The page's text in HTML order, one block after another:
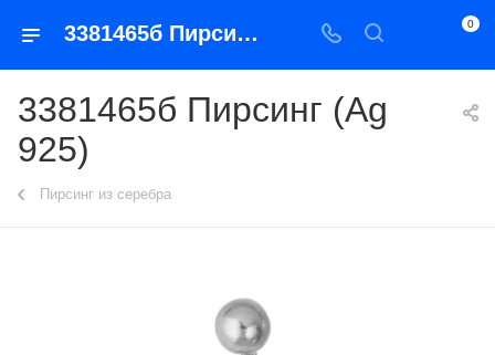
3381465б Пирсинг (Ag 925) 0
3381465б Пирсинг (Ag
925)
Пирсинг из серебра